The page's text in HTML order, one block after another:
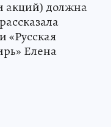
акций) должна
«Русская
Елена